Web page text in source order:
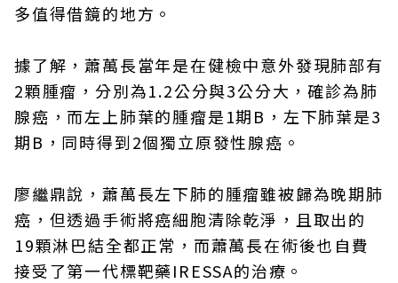
多值得借鏡的地方。
據了解，蕭萬長當年是在健檢中意外發現肺部有
2顆腫瘤，分別為1.2公分與3公分大，確診為肺
腺癌，而左上肺葉的腫瘤是1期B，左下肺葉是3
期B，同時得到2個獨立原發性腺癌。
廖繼鼎說，蕭萬長左下肺的腫瘤雖被歸為晚期肺
癌，但透過手術將癌細胞清除乾淨，且取出的
19顆淋巴結全都正常，而蕭萬長在術後也自費
接受了第一代標靶藥IRESSA的治療。